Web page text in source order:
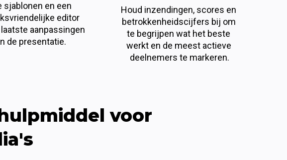
sjablonen en een
editor
aanpassingen
de presentatie.
Houd inzendingen, scores en
betrokkenheidscijfers bij om
te begrijpen wat het beste
werkt en de meest actieve
deelnemers te markeren.
voor